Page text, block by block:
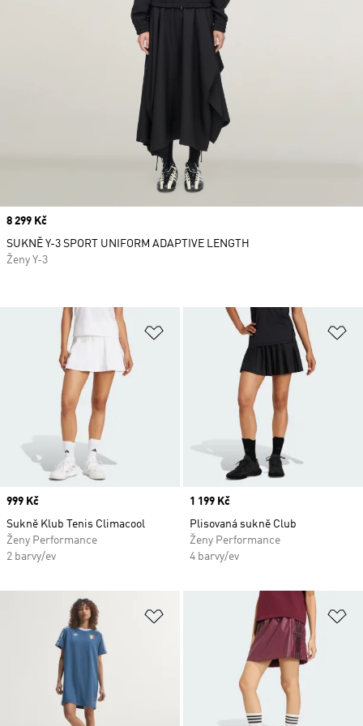
Přidat do seznamu přání
Price
999 Kč
Sukně Klub Tenis Climacool
Ženy Performance
2 barvy/ev
Price
1 199 Kč
Plisovaná sukně Club
Ženy Performance
4 barvy/ev
Přidat do seznamu přání
Price
8 299 Kč
SUKNĚ Y-3 SPORT UNIFORM ADAPTIVE LENGTH
Ženy Y-3